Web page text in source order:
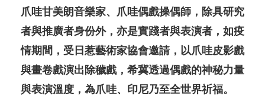
爪哇甘美朗音樂家、爪哇偶戲操偶師，除具研究
者與推廣者身份外，亦是實踐者與表演者，如疫
情期間，受日惹藝術家協會邀請，以爪哇皮影戲
與畫卷戲演出除穢戲，希冀透過偶戲的神秘力量
與表演溫度，為爪哇、印尼乃至全世界祈福。